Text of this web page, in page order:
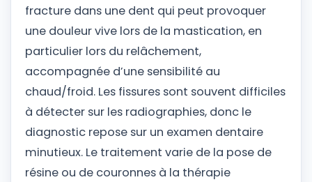
fracture dans une dent qui peut provoquer
une douleur vive lors de la mastication, en
particulier lors du relâchement,
accompagnée d’une sensibilité au
chaud/froid. Les fissures sont souvent difficiles
à détecter sur les radiographies, donc le
diagnostic repose sur un examen dentaire
minutieux. Le traitement varie de la pose de
résine ou de couronnes à la thérapie